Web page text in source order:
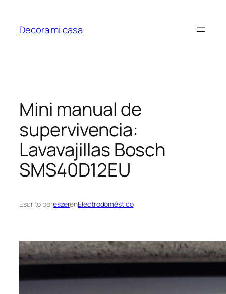
contenido
Decora mi casa
Mini manual de
supervivencia:
Lavavajillas Bosch
SMS40D12EU
Escrito poreszerenElectrodoméstico